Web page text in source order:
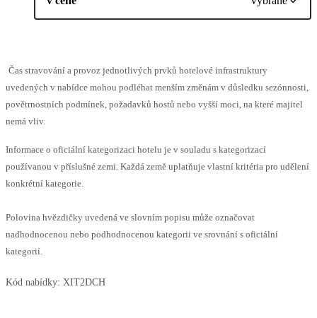
Čas stravování a provoz jednotlivých prvků hotelové infrastruktury
uvedených v nabídce mohou podléhat menším změnám v důsledku sezónnosti,
povětrnostních podmínek, požadavků hostů nebo vyšší moci, na které majitel
nemá vliv.
Informace o oficiální kategorizaci hotelu je v souladu s kategorizací
používanou v příslušné zemi. Každá země uplatňuje vlastní kritéria pro udělení
konkrétní kategorie.
Polovina hvězdičky uvedená ve slovním popisu může označovat
nadhodnocenou nebo podhodnocenou kategorii ve srovnání s oficiální
kategorií.
Kód nabídky: XIT2DCH